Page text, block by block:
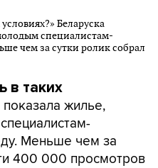
в таких
жилье,
Меньше чем за
400 000 просмотров